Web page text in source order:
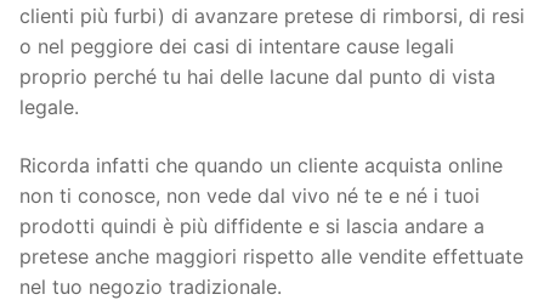
clienti più furbi) di avanzare pretese di rimborsi, di resi
o nel peggiore dei casi di intentare cause legali
proprio perché tu hai delle lacune dal punto di vista
legale.
Ricorda infatti che quando un cliente acquista online
non ti conosce, non vede dal vivo né te e né i tuoi
prodotti quindi è più diffidente e si lascia andare a
pretese anche maggiori rispetto alle vendite effettuate
nel tuo negozio tradizionale.